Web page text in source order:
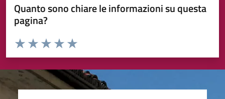
Quanto sono chiare le informazioni su questa
pagina?
Valuta da 1 a 5 stelle la pagina
Valuta 5 stelle su 5
Valuta 4 stelle su 5
Valuta 3 stelle su 5
Valuta 2 stelle su 5
Valuta 1 stelle su 5